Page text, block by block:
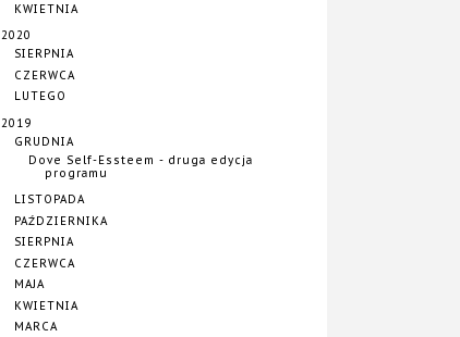
KWIETNIA
2020
SIERPNIA
CZERWCA
LUTEGO
2019
GRUDNIA
Dove Self-Essteem - druga edycja
programu
LISTOPADA
PAŹDZIERNIKA
SIERPNIA
CZERWCA
MAJA
KWIETNIA
MARCA